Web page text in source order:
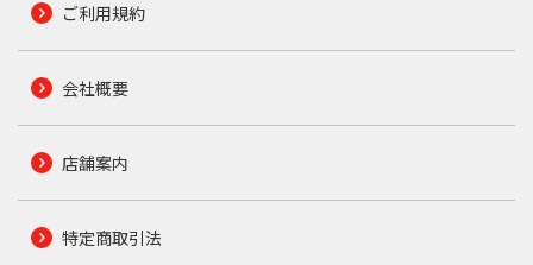
ご利用規約
会社概要
店舗案内
特定商取引法